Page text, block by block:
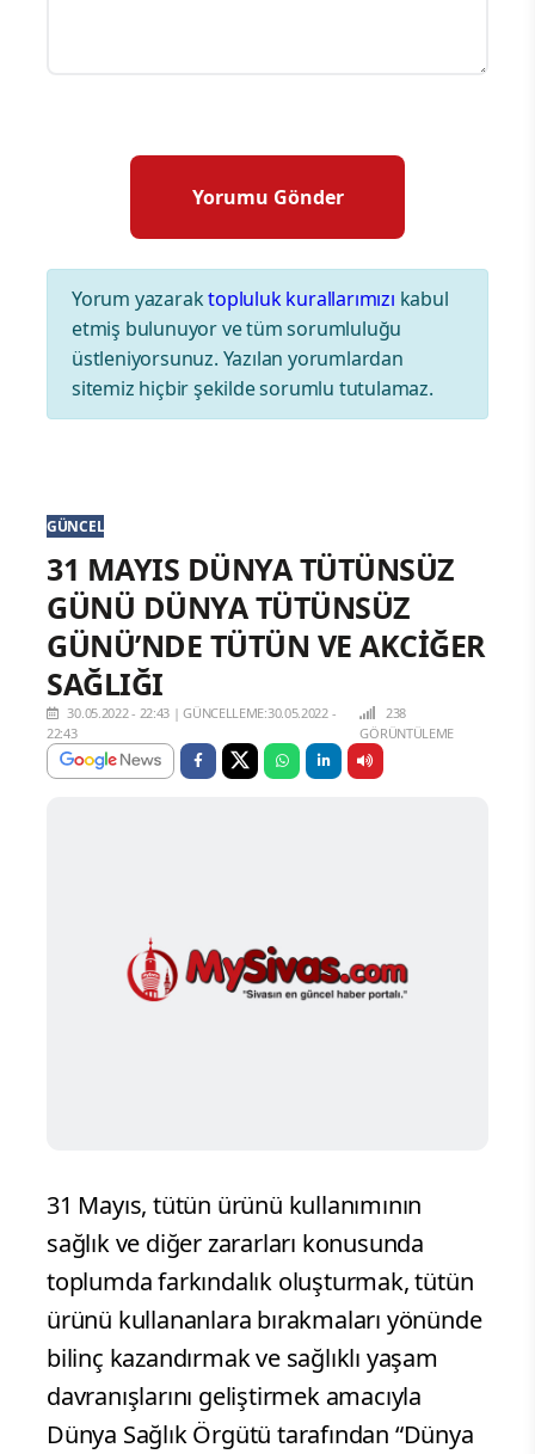
Yorum yazaraktopluluk kurallarımızı kabul
etmiş bulunuyor ve tüm sorumluluğu
üstleniyorsunuz. Yazılan yorumlardan
sitemiz hiçbir şekilde sorumlu tutulamaz.
GÜNCEL
31 MAYIS DÜNYA TÜTÜNSÜZ
GÜNÜ DÜNYA TÜTÜNSÜZ
GÜNÜ’NDE TÜTÜN VE AKCİĞER
SAĞLIĞI
30.05.2022 - 22:43 |GÜNCELLEME:30.05.2022 -
22:43
238
GÖRÜNTÜLEME
31 Mayıs, tütün ürünü kullanımının
sağlık ve diğer zararları konusunda
toplumda farkındalık oluşturmak, tütün
ürünü kullananlara bırakmaları yönünde
bilinç kazandırmak ve sağlıklı yaşam
davranışlarını geliştirmek amacıyla
Dünya Sağlık Örgütü tarafından “Dünya